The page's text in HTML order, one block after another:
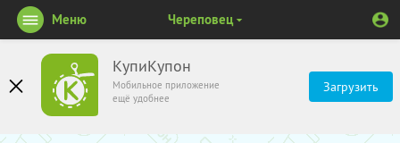
КупиКупон
Мобильное приложение
ещё удобнее
Загрузить
Меню Череповец